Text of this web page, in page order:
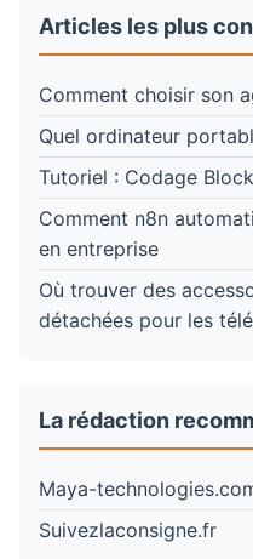
Articles les plus
Comment choisir son
Quel ordinateur
Tutoriel : Codage
Comment n8n
en entreprise
Où trouver des
détachées pour les
La rédaction
Maya-
Suivezlaconsigne.fr